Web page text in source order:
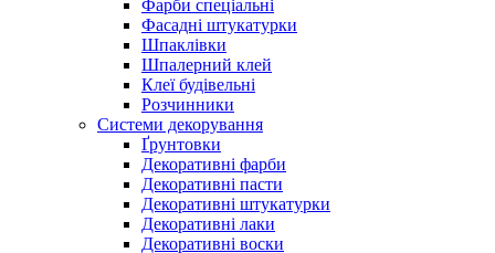
Фарби спеціальні
Фасадні штукатурки
Шпаклівки
Шпалерний клей
Клеї будівельні
Розчинники
Системи декорування
Ґрунтовки
Декоративні фарби
Декоративні пасти
Декоративні штукатурки
Декоративні лаки
Декоративні воски